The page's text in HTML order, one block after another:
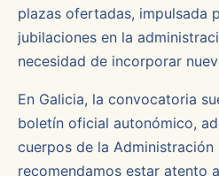
plazas ofertadas, impulsada
jubilaciones en la
necesidad de incorporar
En Galicia, la convocatoria
boletín oficial autonómico,
cuerpos de la Administración
recomendamos estar atento